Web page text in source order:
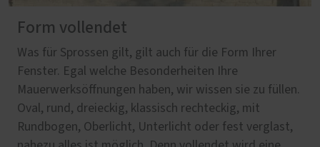
Form vollendet
Was für Sprossen gilt, gilt auch für die Form Ihrer
Fenster. Egal welche Besonderheiten Ihre
Mauerwerksöffnungen haben, wir wissen sie zu füllen.
Oval, rund, dreieckig, klassisch rechteckig, mit
Rundbogen, Oberlicht, Unterlicht oder fest verglast,